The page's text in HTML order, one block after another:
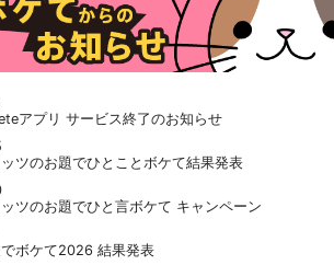
アプリ サービス終了のお知らせ
ツのお題でひとことボケて結果発表
ツのお題でひと言ボケて キャンペーン
ボケて2026 結果発表